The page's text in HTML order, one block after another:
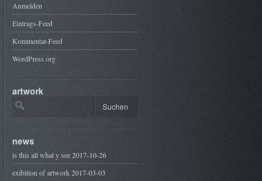
Anmelden
Eintrags-Feed
Kommentar-Feed
WordPress.org
artwork
news
is this all what y see 2017-10-26
exibition of artwork 2017-03-03